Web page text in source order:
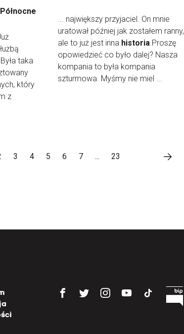
taka
który
z
... największy przyjaciel. On mnie
uratował później jak zostałem ranny,
ale to już jest inna historia.Proszę
opowiedzieć co było dalej? Nasza
kompania to była kompania
szturmowa. Myśmy nie miel ...
3 4 5 6 7 ... 23